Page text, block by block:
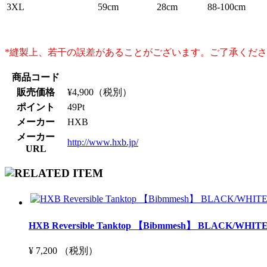
3XL
59cm 28cm 88-100cm
*縫製上、若干の誤差があることがございます。ご了承くださ
商品コード
販売価格
¥4,900 （税別）
ポイント
49Pt
メーカー
HXB
メーカー
URL
http://www.hxb.jp/
HXB Reversible Tanktop 【Bibmmesh】 BLACK/WHITE
¥ 7,200 （税別）